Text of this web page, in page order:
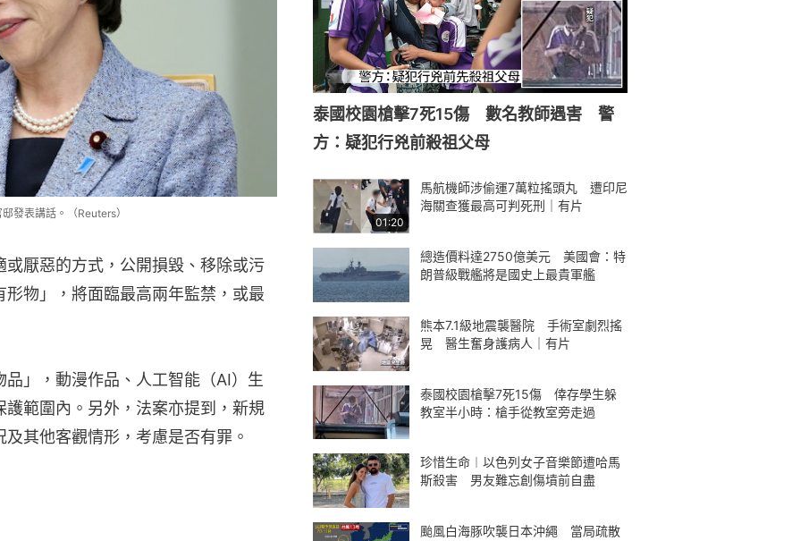
發表講話。（Reuters）
厭惡的方式，公開損毀、移除或污
物」，將面臨最高兩年監禁，或最
」，動漫作品、人工智能（AI）生
範圍內。另外，法案亦提到，新規
其他客觀情形，考慮是否有罪。
泰國校園槍擊7死15傷 數名教師遇害 警
方：疑犯行兇前殺祖父母
01:20
馬航機師涉偷運7萬粒搖頭丸 遭印尼
海關查獲最高可判死刑｜有片
總造價料達2750億美元 美國會：特
朗普級戰艦將是國史上最貴軍艦
熊本7.1級地震襲醫院 手術室劇烈搖
晃 醫生奮身護病人｜有片
泰國校園槍擊7死15傷 倖存學生躲
教室半小時：槍手從教室旁走過
珍惜生命︱以色列女子音樂節遭哈馬
斯殺害 男友難忘創傷墳前自盡
颱風白海豚吹襲日本沖繩 當局疏散